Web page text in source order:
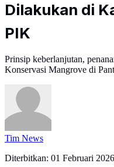
Dilakukan di
PIK
Prinsip keberlanjutan,
Konservasi Mangrove di
Tim News
Diterbitkan: 01 Februari